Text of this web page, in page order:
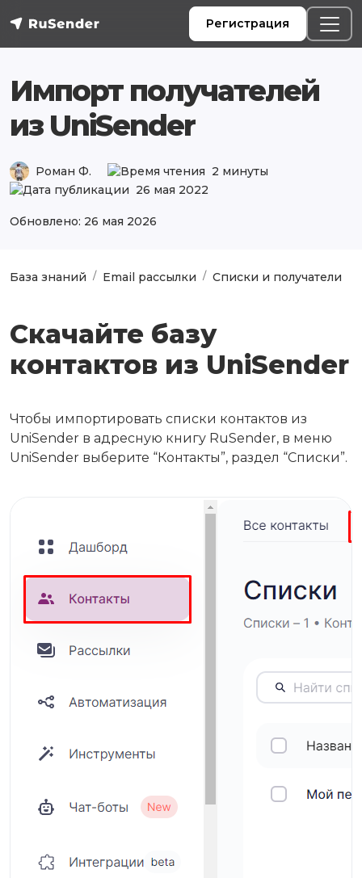
Регистрация
Импорт получателей
из UniSender
Роман Ф.
2 минуты
26 мая 2022
Обновлено: 26 мая 2026
База знаний Email рассылки Списки и получатели
Скачайте базу
контактов из UniSender
Чтобы импортировать списки контактов из
UniSender в адресную книгу RuSender, в меню
UniSender выберите “Контакты”, раздел “Списки”.